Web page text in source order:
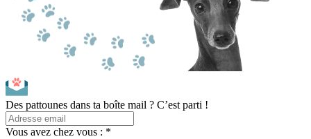
Des pattounes dans ta boîte mail ? C’est parti !
Vous avez chez vous : *